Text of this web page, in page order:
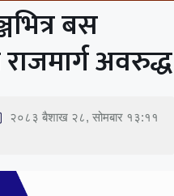
बस
राजमार्ग अवरुद्ध
२०८३ बैशाख २८, सोमबार १३:११